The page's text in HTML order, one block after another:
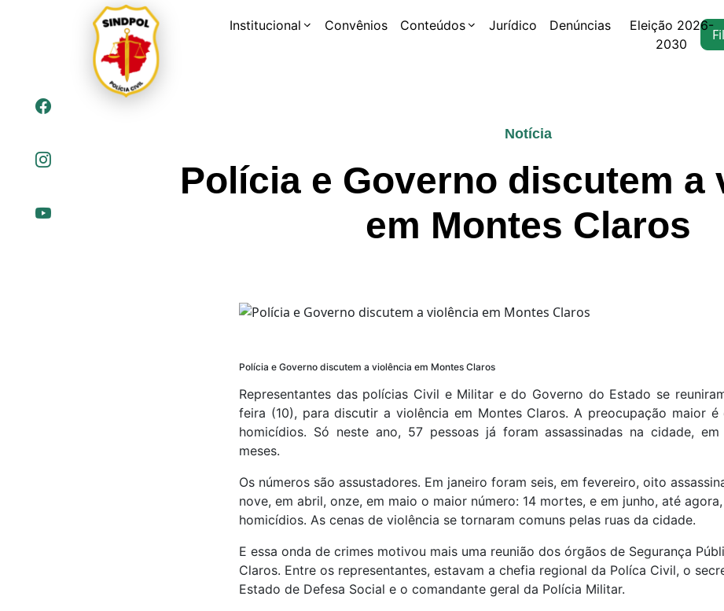
Institucional Convênios Conteúdos Jurídico Denúncias
Eleição 2026-
2030
Notícia
Polícia e Governo discutem a
em Montes Claros
Polícia e Governo discutem a violência em Montes Claros
Representantes das polícias Civil e Militar e do Governo do Estado se
feira (10), para discutir a violência em Montes Claros. A preocupação maior é
homicídios. Só neste ano, 57 pessoas já foram assassinadas na cidade,
meses.
Os números são assustadores. Em janeiro foram seis, em fevereiro, oito
nove, em abril, onze, em maio o maior número: 14 mortes, e em junho, até
homicídios. As cenas de violência se tornaram comuns pelas ruas da cidade.
E essa onda de crimes motivou mais uma reunião dos órgãos de Segurança
Claros. Entre os representantes, estavam a chefia regional da Políca Civil, o
Estado de Defesa Social e o comandante geral da Polícia Militar.